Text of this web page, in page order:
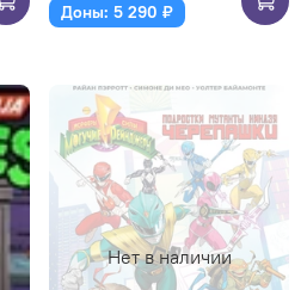
Доны: 5 290 ₽
Нет в наличии